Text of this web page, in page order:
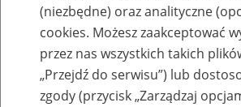
Szkolenia
(niezbędne) oraz analityczne
cookies. Możesz zaakceptować
przez nas wszystkich takich
„Przejdź do serwisu”) lub
zgody (przycisk „Zarządzaj